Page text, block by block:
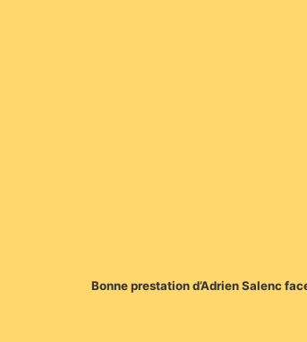
Bonne prestation d’Adrien Salenc